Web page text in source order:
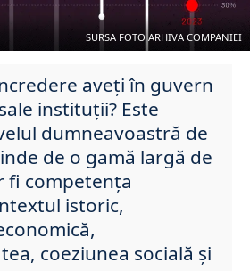
SURSA FOTO ARHIVA COMPANIEI
aveți în guvern
instituții? Este
dumneavoastră de
de o gamă largă de
fi competența
istoric,
coeziunea socială și